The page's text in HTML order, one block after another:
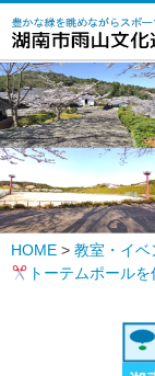
HOME > 教室・イベ
トーテムポール